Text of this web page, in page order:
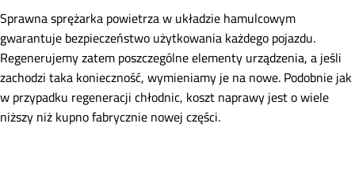
Sprawna sprężarka powietrza w układzie hamulcowym
gwarantuje bezpieczeństwo użytkowania każdego pojazdu.
Regenerujemy zatem poszczególne elementy urządzenia, a jeśli
zachodzi taka konieczność, wymieniamy je na nowe. Podobnie jak
w przypadku regeneracji chłodnic, koszt naprawy jest o wiele
niższy niż kupno fabrycznie nowej części.